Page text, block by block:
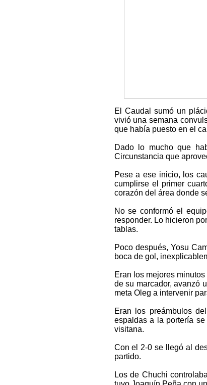
El Caudal sumó un
vivió una semana
que había puesto en el
Dado lo mucho que
Circunstancia que
Pese a ese inicio, los
cumplirse el primer
corazón del área donde
No se conformó el
responder. Lo hicieron
tablas.
Poco después, Yosu
boca de gol,
Eran los mejores
de su marcador, avanzó
meta Oleg a intervenir
Eran los preámbulos
espaldas a la portería
visitana.
Con el 2-0 se llegó al
partido.
Los de Chuchi